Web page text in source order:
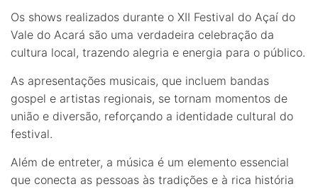
Os shows realizados durante o XII Festival do Açaí do
Vale do Acará são uma verdadeira celebração da
cultura local, trazendo alegria e energia para o público.
As apresentações musicais, que incluem bandas
gospel e artistas regionais, se tornam momentos de
união e diversão, reforçando a identidade cultural do
festival.
Além de entreter, a música é um elemento essencial
que conecta as pessoas às tradições e à rica história